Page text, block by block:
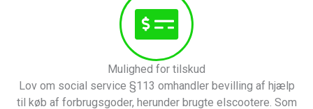
Mulighed for tilskud
Lov om social service §113 omhandler bevilling af hjælp
til køb af forbrugsgoder, herunder brugte elscootere. Som